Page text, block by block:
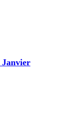
Janvier